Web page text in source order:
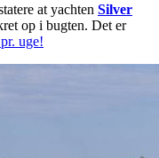
at yachten Silver
op i bugten. Det er
uge!